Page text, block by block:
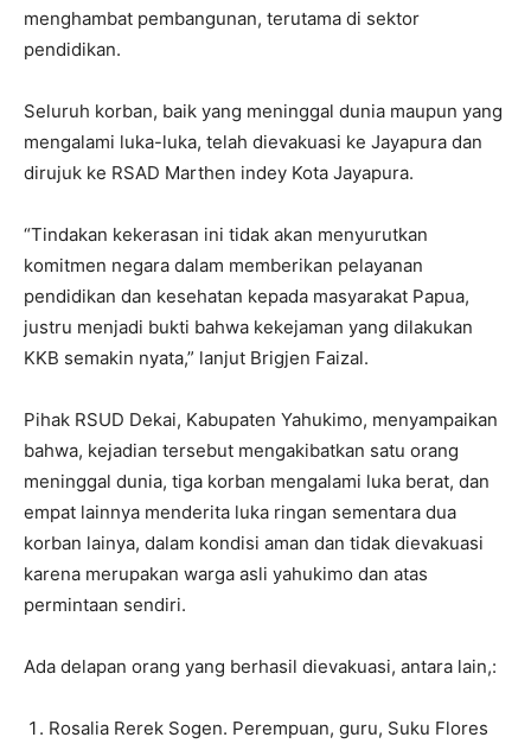
menghambat pembangunan, terutama di sektor
pendidikan.
Seluruh korban, baik yang meninggal dunia maupun yang
mengalami luka-luka, telah dievakuasi ke Jayapura dan
dirujuk ke RSAD Marthen indey Kota Jayapura.
“Tindakan kekerasan ini tidak akan menyurutkan
komitmen negara dalam memberikan pelayanan
pendidikan dan kesehatan kepada masyarakat Papua,
justru menjadi bukti bahwa kekejaman yang dilakukan
KKB semakin nyata,” lanjut Brigjen Faizal.
Pihak RSUD Dekai, Kabupaten Yahukimo, menyampaikan
bahwa, kejadian tersebut mengakibatkan satu orang
meninggal dunia, tiga korban mengalami luka berat, dan
empat lainnya menderita luka ringan sementara dua
korban lainya, dalam kondisi aman dan tidak dievakuasi
karena merupakan warga asli yahukimo dan atas
permintaan sendiri.
Ada delapan orang yang berhasil dievakuasi, antara lain,:
Rosalia Rerek Sogen. Perempuan, guru, Suku Flores